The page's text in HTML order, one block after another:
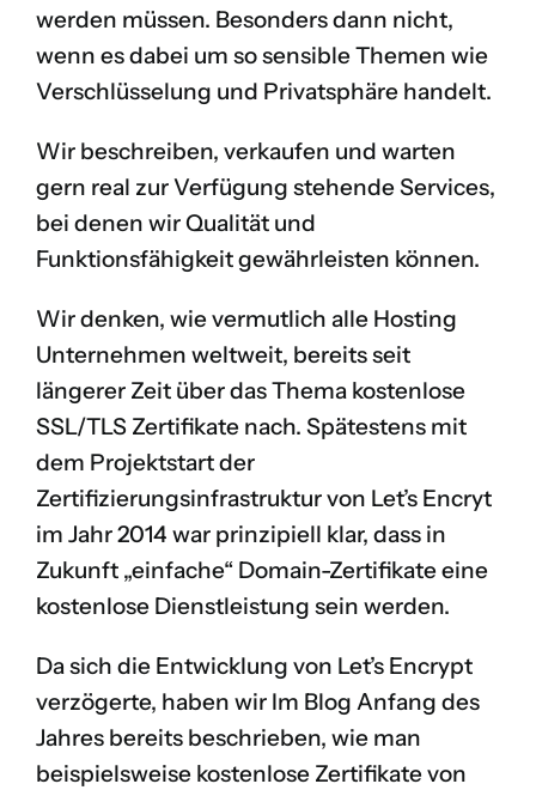
werden müssen. Besonders dann nicht,
wenn es dabei um so sensible Themen wie
Verschlüsselung und Privatsphäre handelt.
Wir beschreiben, verkaufen und warten
gern real zur Verfügung stehende Services,
bei denen wir Qualität und
Funktionsfähigkeit gewährleisten können.
Wir denken, wie vermutlich alle Hosting
Unternehmen weltweit, bereits seit
längerer Zeit über das Thema kostenlose
SSL/TLS Zertifikate nach. Spätestens mit
dem Projektstart der
Zertifizierungsinfrastruktur von Let’s Encryt
im Jahr 2014 war prinzipiell klar, dass in
Zukunft „einfache“ Domain-Zertifikate eine
kostenlose Dienstleistung sein werden.
Da sich die Entwicklung von Let’s Encrypt
verzögerte, haben wir Im Blog Anfang des
Jahres bereits beschrieben, wie man
beispielsweise kostenlose Zertifikate von